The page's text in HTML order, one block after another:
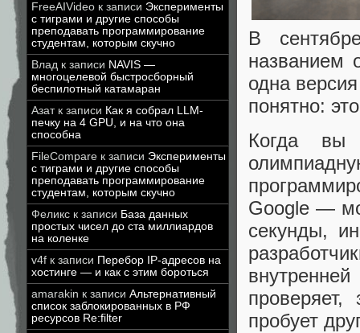
FreeAIVideo к записи Эксперименты
с тиграми и другие способы
преподавать программирование
студентам, которым скучно
Влад к записи NAVIS —
многоцелевой быстросборный
беспилотный катамаран
Азатк записи Как я собрал LLM-
печку на 4 GPU, и на что она
способна
FileCompare к записи Эксперименты
с тиграми и другие способы
преподавать программирование
студентам, которым скучно
Феликс к записи База данных
простых чисел до ста миллиардов
на коленке
v4f к записи Перебор IP-адресов на
хостинге — и как с этим бороться
amarakin к записи Альтернативный
список заблокированных в РФ
ресурсов Re:filter
В
названием
одна
понятно:
Когда
Google —
секунды,
пробует